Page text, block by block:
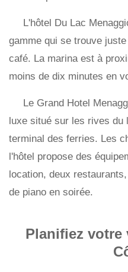
L'hôtel Du Lac
gamme qui se trouve
café. La marina est à
moins de dix minutes en
Le Grand Hotel
luxe situé sur les rives du
terminal des ferries. Les
l'hôtel propose des
location, deux
de piano en soirée.
Planifiez votre